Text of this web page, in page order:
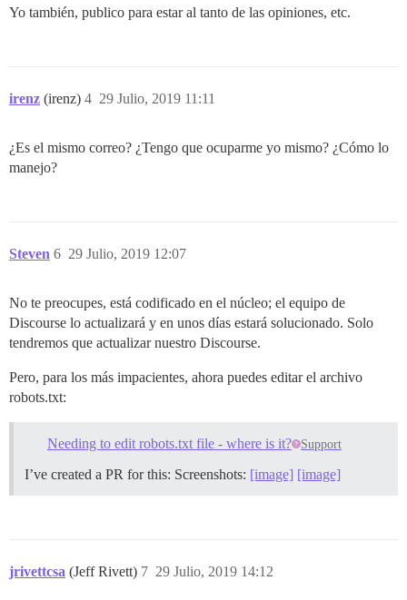
Yo también, publico para estar al tanto de las opiniones, etc.
irenz (irenz) 29 Julio, 2019 11:11
4
¿Es el mismo correo? ¿Tengo que ocuparme yo mismo? ¿Cómo lo
manejo?
Steven 29 Julio, 2019 12:07
6
No te preocupes, está codificado en el núcleo; el equipo de
Discourse lo actualizará y en unos días estará solucionado. Solo
tendremos que actualizar nuestro Discourse.
Pero, para los más impacientes, ahora puedes editar el archivo
robots.txt:
Needing to edit robots.txt file - where is it? Support
I’ve created a PR for this: Screenshots: [image] [image]
jrivettcsa (Jeff Rivett) 29 Julio, 2019 14:12
7